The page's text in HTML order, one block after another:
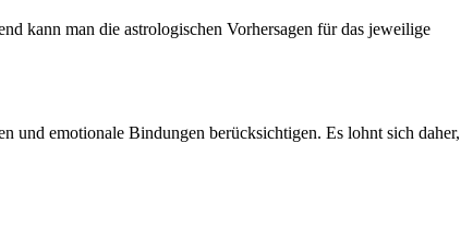
kann man die astrologischen Vorhersagen für das jeweilige
und emotionale Bindungen berücksichtigen. Es lohnt sich daher,